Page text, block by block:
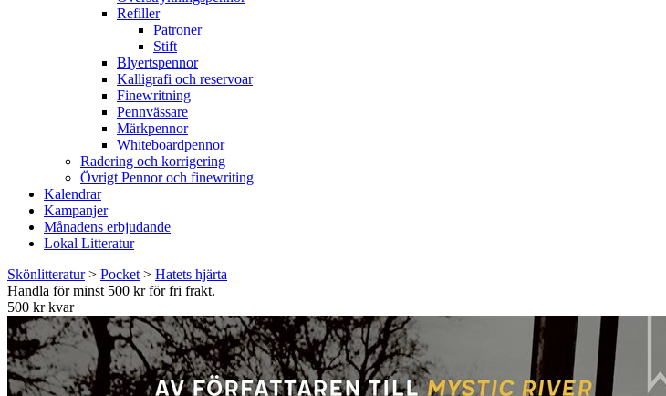
Refiller
Patroner
Stift
Blyertspennor
Kalligrafi och reservoar
Finewritning
Pennvässare
Märkpennor
Whiteboardpennor
Radering och korrigering
Övrigt Pennor och finewriting
Kalendrar
Kampanjer
Månadens erbjudande
Lokal Litteratur
Skönlitteratur> Pocket > Hatets hjärta
Handla för minst 500 kr för fri frakt.
500 kr kvar